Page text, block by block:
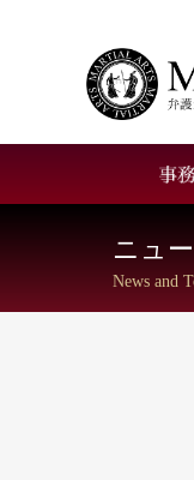
ニュ
News and